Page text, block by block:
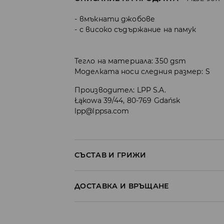
вмъкнати джобове
с високо съдържание на памук
Тегло на материала: 350 gsm
Моделката носи следния размер: S
Производител: LPP S.A.
Łąkowa 39/44, 80-769 Gdańsk
lpp@lppsa.com
СЪСТАВ И ГРИЖИ
ПЪРВА МАТЕРИЯ: 60% ПАМУК, 40%
ДА СЕ ГЛАДИ ОТ ВЪТРЕШНАТА СТРАНА
ДОСТАВКА И ВРЪЩАНЕ